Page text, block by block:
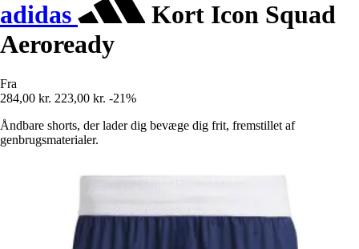
adidas
Kort Icon Squad
Aeroready
Fra
284,00 kr. 223,00 kr. -21%
Åndbare shorts, der lader dig bevæge dig frit, fremstillet af
genbrugsmaterialer.